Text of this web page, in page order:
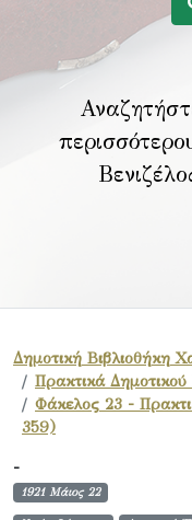
Δημοτική Βιβλιοθήκη
Πρακτικά
Φάκελος 23 -
359)
-
1921 Μάιος 22